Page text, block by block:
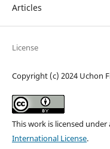
Articles
License
Copyright (c) 2024 Uchon
This work is licensed under
International License.